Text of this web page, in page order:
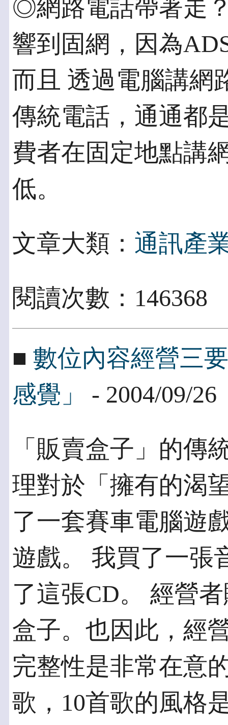
◎網路電話帶著走
響到固網，因為
而且 透過電腦講網
傳統電話，通通都
費者在固定地點講
低。
文章大類： 通訊產
閱讀次數：
■ 數位內容經營三
感覺」
- 2004/09/26
「販賣盒子」的傳
理對於「擁有的渴
了一套賽車電腦遊
遊戲。 我買了一張
了這張CD。 經營
盒子。也因此，經
完整性是非常在意
歌，10首歌的風格